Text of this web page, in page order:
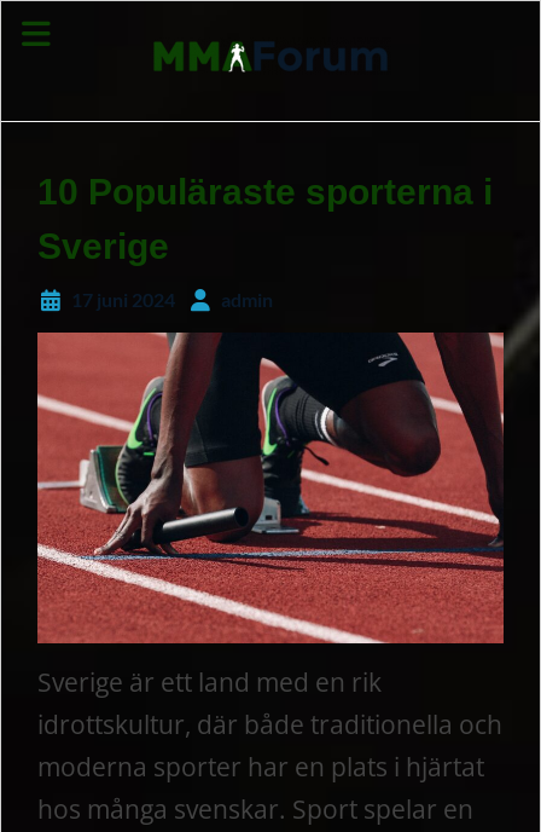
10 Populäraste sporterna i
Sverige
17 juni 2024 admin
Sverige är ett land med en rik
idrottskultur, där både traditionella och
moderna sporter har en plats i hjärtat
hos många svenskar. Sport spelar en